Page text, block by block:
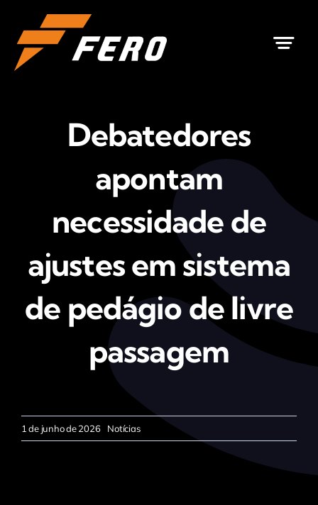
para
conteúdo
Debatedores
apontam
necessidade de
ajustes em sistema
de pedágio de livre
passagem
1 de junho de 2026 Notícias